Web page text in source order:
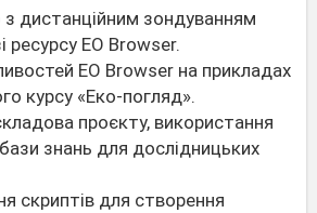
дистанційним зондуванням
ресурсу EO Browser.
EO Browser на прикладах
курсу «Еко-погляд».
проєкту, використання
бази знань для дослідницьких
скриптів для створення